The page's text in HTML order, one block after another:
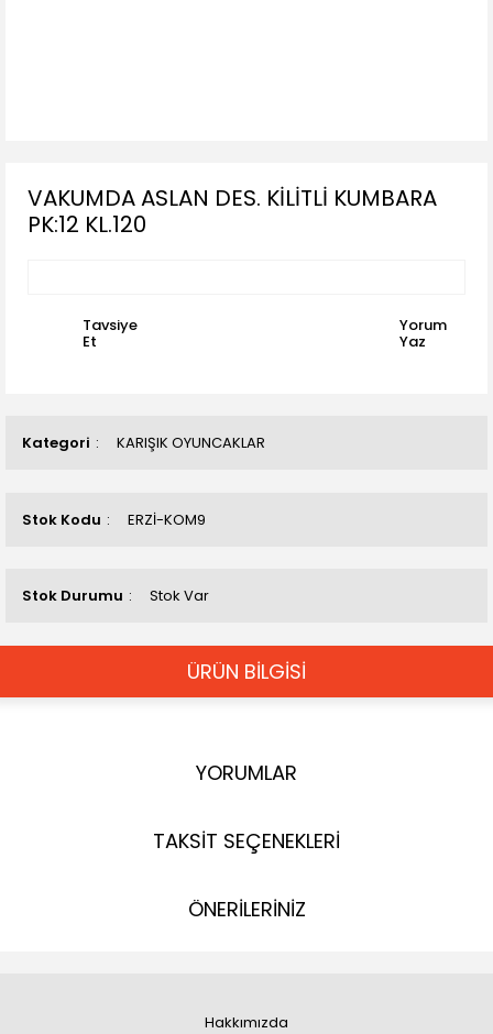
Kategori KARIŞIK OYUNCAKLAR
Stok Kodu ERZİ-KOM9
Stok Durumu Stok Var
VAKUMDA ASLAN DES. KİLİTLİ KUMBARA
PK:12 KL.120
Tavsiye
Et
Yorum
Yaz
ÜRÜN BİLGİSİ
YORUMLAR
TAKSİT SEÇENEKLERİ
ÖNERİLERİNİZ
Hakkımızda